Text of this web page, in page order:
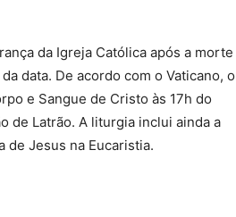
da Igreja Católica após a morte
data. De acordo com o Vaticano, o
e Sangue de Cristo às 17h do
de Latrão. A liturgia inclui ainda a
de Jesus na Eucaristia.